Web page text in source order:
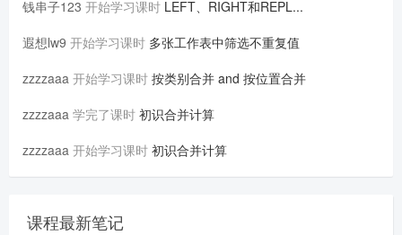
钱串子123 开始学习课时 LEFT、RIGHT和REPL...
遐想lw9 开始学习课时 多张工作表中筛选不重复值
zzzzaaa 开始学习课时 按类别合并 and 按位置合并
zzzzaaa 学完了课时 初识合并计算
zzzzaaa 开始学习课时 初识合并计算
课程最新笔记